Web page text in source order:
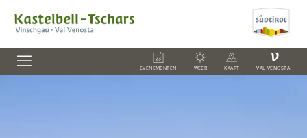
EVENEMENTEN WEER KAART
V
VAL VENOSTA